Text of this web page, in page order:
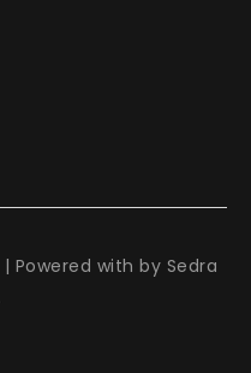
| Powered with by Sedra